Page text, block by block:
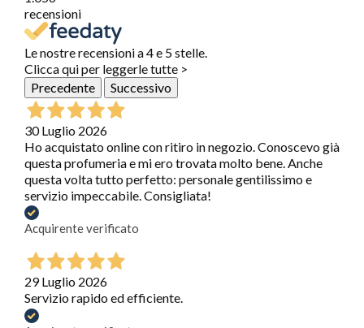
recensioni
Le nostre recensioni a 4 e 5 stelle.
Clicca qui per leggerle tutte >
Precedente
Successivo
30 Luglio 2026
Ho acquistato online con ritiro in negozio. Conoscevo già
questa profumeria e mi ero trovata molto bene. Anche
questa volta tutto perfetto: personale gentilissimo e
servizio impeccabile. Consigliata!
Acquirente verificato
29 Luglio 2026
Servizio rapido ed efficiente.